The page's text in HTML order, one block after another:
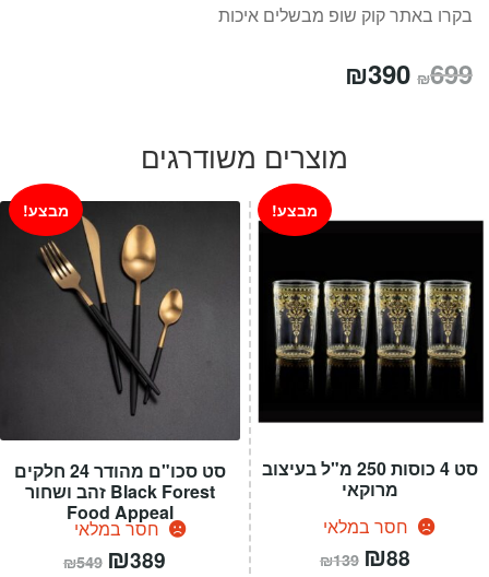
בקרו באתר קוק שופ מבשלים איכות
₪699 המחיר
₪390
הוא:
₪390.
מוצרים משודרגים
סט סכו"ם מהודר 24 חלקים
Black Forest זהב ושחור
Food Appeal
חסר במלאי
מבצע!
₪549 המחיר
המקורי
₪389
סט 4 כוסות 250 מ"ל בעיצוב
מרוקאי
חסר במלאי
מבצע!
₪139 המחיר
המקורי
₪88